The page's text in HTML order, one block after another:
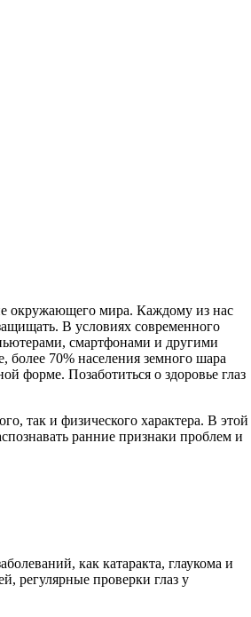
окружающего мира. Каждому из нас
В условиях современного
смартфонами и другими
более 70% населения земного шара
форме. Позаботиться о здоровье глаз
так и физического характера. В этой
ранние признаки проблем и
как катаракта, глаукома и
регулярные проверки глаз у